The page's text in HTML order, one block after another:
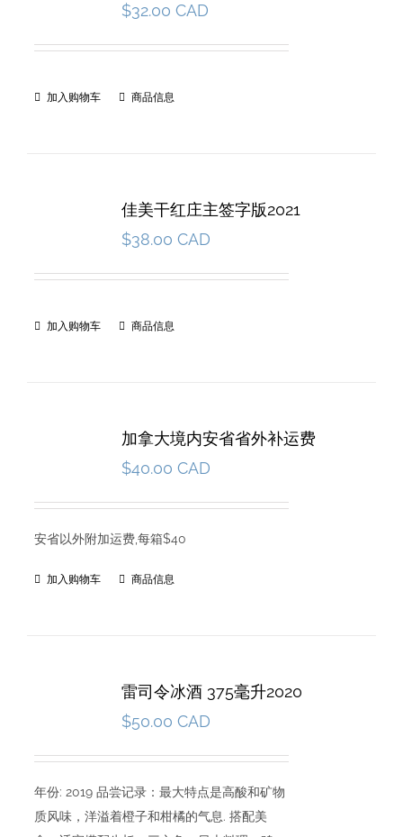
$32.00 CAD
加入购物车 商品信息
佳美干红庄主签字版2021
$38.00 CAD
加入购物车 商品信息
加拿大境内安省省外补运费
$40.00 CAD
安省以外附加运费,每箱$40
加入购物车 商品信息
雷司令冰酒 375毫升2020
$50.00 CAD
年份: 2019 品尝记录：最大特点是高酸和矿物
质风味，洋溢着橙子和柑橘的气息. 搭配美